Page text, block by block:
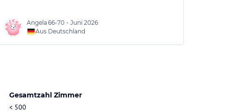
Angela 66-70 • Juni 2026
Aus Deutschland
Gesamtzahl Zimmer
< 500